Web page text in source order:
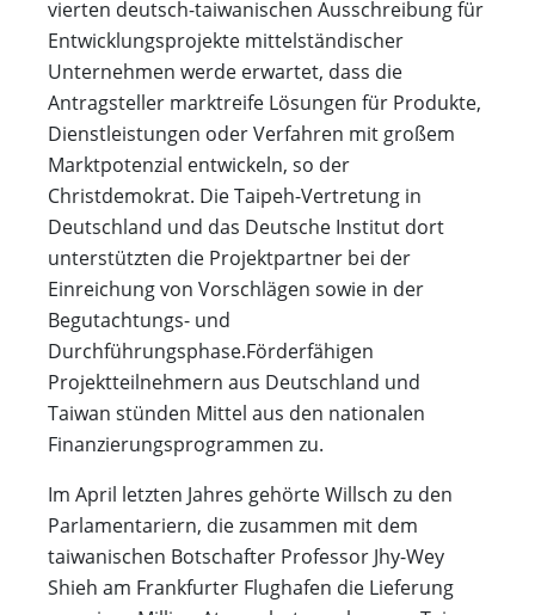
vierten deutsch-taiwanischen Ausschreibung für
Entwicklungsprojekte mittelständischer
Unternehmen werde erwartet, dass die
Antragsteller marktreife Lösungen für Produkte,
Dienstleistungen oder Verfahren mit großem
Marktpotenzial entwickeln, so der
Christdemokrat. Die Taipeh-Vertretung in
Deutschland und das Deutsche Institut dort
unterstützten die Projektpartner bei der
Einreichung von Vorschlägen sowie in der
Begutachtungs- und
Durchführungsphase.Förderfähigen
Projektteilnehmern aus Deutschland und
Taiwan stünden Mittel aus den nationalen
Finanzierungsprogrammen zu.
Im April letzten Jahres gehörte Willsch zu den
Parlamentariern, die zusammen mit dem
taiwanischen Botschafter Professor Jhy-Wey
Shieh am Frankfurter Flughafen die Lieferung